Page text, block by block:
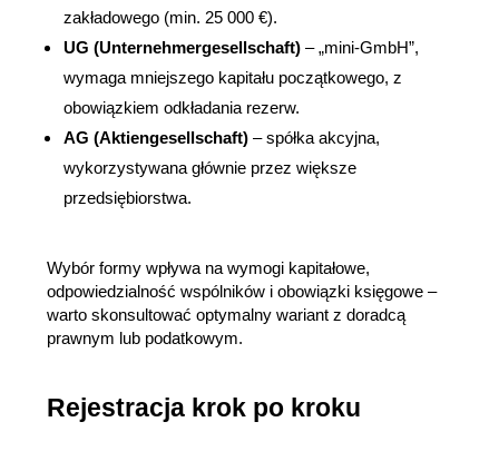
zakładowego (min. 25 000 €).
UG (Unternehmergesellschaft) – „mini-GmbH”,
wymaga mniejszego kapitału początkowego, z
obowiązkiem odkładania rezerw.
AG (Aktiengesellschaft) – spółka akcyjna,
wykorzystywana głównie przez większe
przedsiębiorstwa.
Wybór formy wpływa na wymogi kapitałowe,
odpowiedzialność wspólników i obowiązki księgowe –
warto skonsultować optymalny wariant z doradcą
prawnym lub podatkowym.
Rejestracja krok po kroku